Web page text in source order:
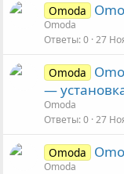
Omoda
Omoda
Ответы 0 27
Omoda
—
Omoda
Ответы 0 27
Omoda
Omoda